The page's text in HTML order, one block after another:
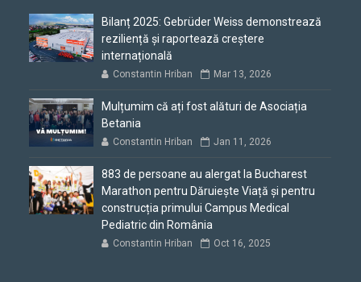
Bilanț 2025: Gebrüder Weiss demonstrează
reziliență și raportează creștere
internațională
Constantin Hriban Mar 13, 2026
Mulțumim că ați fost alături de Asociația
Betania
Constantin Hriban Jan 11, 2026
883 de persoane au alergat la Bucharest
Marathon pentru Dăruiește Viață și pentru
construcția primului Campus Medical
Pediatric din România
Constantin Hriban Oct 16, 2025